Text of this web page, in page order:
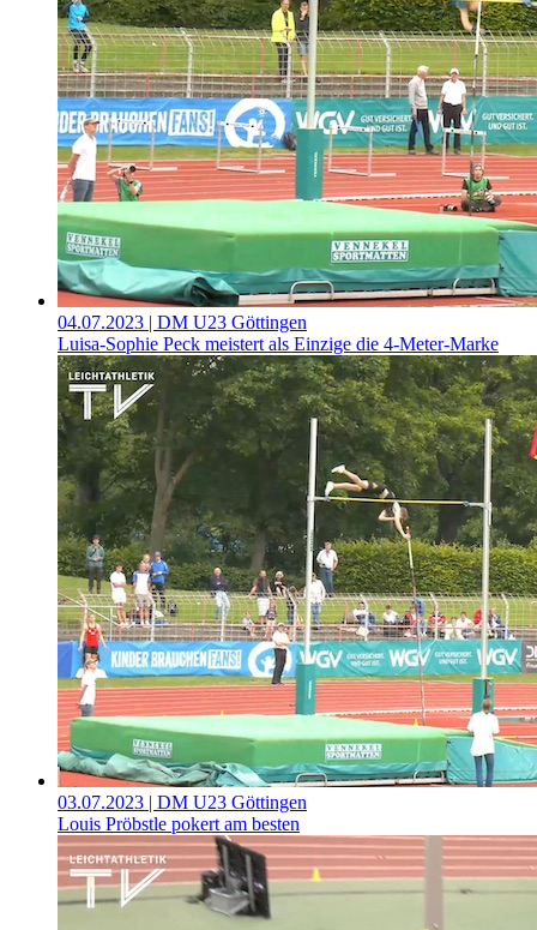
04.07.2023 | DM U23 Göttingen
Luisa-Sophie Peck meistert als Einzige die 4-Meter-Marke
03.07.2023 | DM U23 Göttingen
Louis Pröbstle pokert am besten